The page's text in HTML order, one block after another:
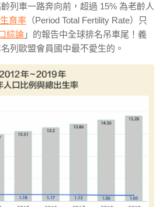
列車一路奔向前，超過 15% 為老齡人
育率 （Period Total Fertility Rate）只
綜論 」的報告中全球排名吊車尾！義
列歐盟會員國中最不愛生的。